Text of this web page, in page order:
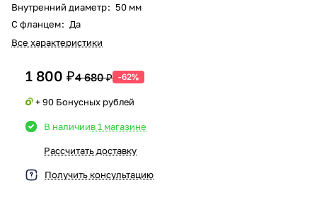
Внутренний диаметр: 50 мм
С фланцем: Да
Все характеристики
1 800 ₽4 680 ₽ -62%
+ 90 Бонусных рублей
В наличиив 1 магазине
Рассчитать доставку
Получить консультацию